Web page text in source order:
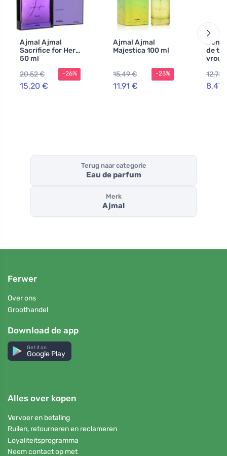
Ajmal Ajmal
Sacrifice for Her
50 ml
20,52 €
15,20 €
-26%
Ajmal Ajmal
Majestica 100 ml
15,49 €
11,91 €
-23%
de
12,78
8,47
Terug naar categorie
Eau de parfum
Merk
Ajmal
Ferwer
Over ons
Groothandel
Download de app
Get it on
Google Play
Alles over kopen
Vervoer en betaling
Ruilen, retourneren en reclameren
Loyaliteitsprogramma
Neem contact op met